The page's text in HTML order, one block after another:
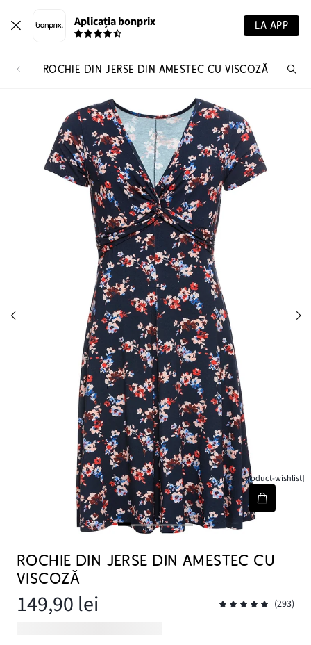
Aplicația bonprix LA APP
ROCHIE DIN JERSE DIN AMESTEC CU VISCOZĂ
[node-product-wishlist]
ROCHIE DIN JERSE DIN AMESTEC CU
VISCOZĂ
149,90 lei (293)